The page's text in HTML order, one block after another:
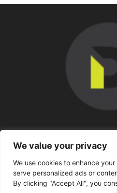
We value your privacy
We use cookies to enhance
serve personalized ads or
By clicking "Accept All", you